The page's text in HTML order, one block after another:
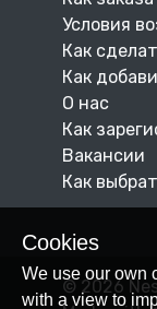
Cookies
We use our own
with a view to
Условия
Как
Как
О нас
Как
Вакансии
Как
© 2026